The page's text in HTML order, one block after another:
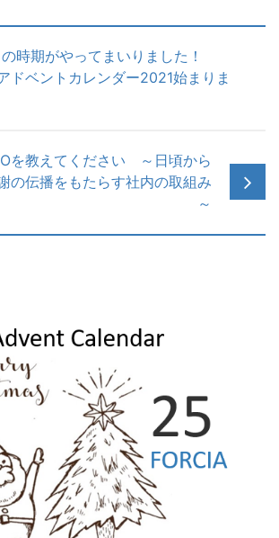
時期がやってまいりました！
ドベントカレンダー2021始まりま
を教えてください ～日頃から
の伝播をもたらす社内の取組み
～